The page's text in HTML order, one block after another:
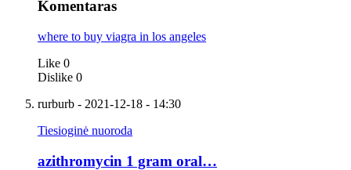
Komentaras
where to buy viagra in los angeles
Like 0
Dislike 0
rurburb - 2021-12-18 - 14:30
Tiesioginė nuoroda
azithromycin 1 gram oral…